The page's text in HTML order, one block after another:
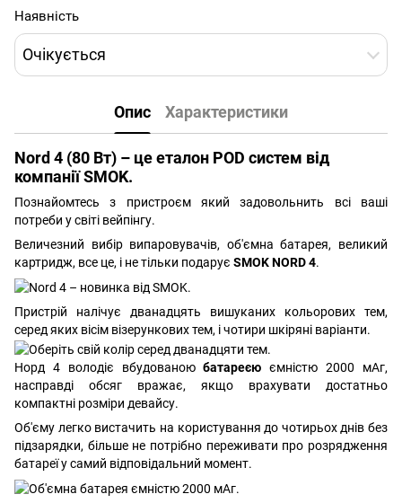
Наявність
Очікується
Опис Характеристики
Nord 4 (80 Вт) – це еталон POD систем від
компанії SMOK.
Познайомтесь з пристроєм який задовольнить всі ваші
потреби у світі вейпінгу.
Величезний вибір випаровувачів, об'ємна батарея, великий
картридж, все це, і не тільки подарує SMOK NORD 4.
Пристрій налічує дванадцять вишуканих кольорових тем,
серед яких вісім візерункових тем, і чотири шкіряні варіанти.
Норд 4 володіє вбудованоюбатареєюємністю 2000 мАг,
насправді обсяг вражає, якщо врахувати достатньо
компактні розміри девайсу.
Об'єму легко вистачить на користування до чотирьох днів без
підзарядки, більше не потрібно переживати про розрядження
батареї у самий відповідальний момент.